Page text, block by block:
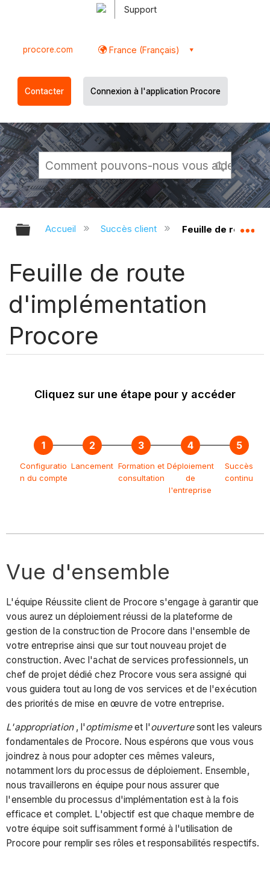
Support
procore.com France (Français)
Contacter Connexion à l'application Procore
Développer/réduire la hiérarchie
Accueil Succès client Feuille de route
Feuille de route
d'implémentation
Procore
Cliquez sur une étape pour y accéder
Configuratio
n du compte
Lancement Formation et
consultation
Déploiement
de
l'entreprise
Succès
continu
Vue d'ensemble
L'équipe Réussite client de Procore s'engage à garantir que
vous aurez un déploiement réussi de la plateforme de
gestion de la construction de Procore dans l'ensemble de
votre entreprise ainsi que sur tout nouveau projet de
construction. Avec l'achat de services professionnels, un
chef de projet dédié chez Procore vous sera assigné qui
vous guidera tout au long de vos services et de l'exécution
des priorités de mise en œuvre de votre entreprise.
L'appropriation, l'optimismeet l'ouverturesont les valeurs
fondamentales de Procore. Nous espérons que vous vous
joindrez à nous pour adopter ces mêmes valeurs,
notamment lors du processus de déploiement. Ensemble,
nous travaillerons en équipe pour nous assurer que
l'ensemble du processus d'implémentation est à la fois
efficace et complet. L'objectif est que chaque membre de
votre équipe soit suffisamment formé à l'utilisation de
Procore pour remplir ses rôles et responsabilités respectifs.